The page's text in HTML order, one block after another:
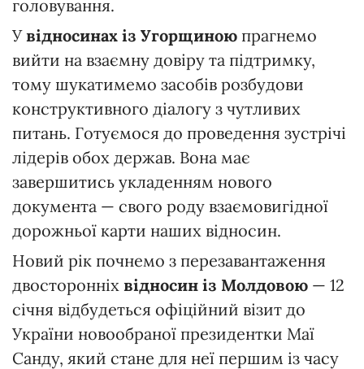
головування.
Увідносинах із Угорщиною прагнемо
вийти на взаємну довіру та підтримку,
тому шукатимемо засобів розбудови
конструктивного діалогу з чутливих
питань. Готуємося до проведення зустрічі
лідерів обох держав. Вона має
завершитись укладенням нового
документа — свого роду взаємовигідної
дорожньої карти наших відносин.
Новий рік почнемо з перезавантаження
двосторонніх відносин із Молдовою — 12
січня відбудеться офіційний візит до
України новообраної президентки Маї
Санду, який стане для неї першим із часу